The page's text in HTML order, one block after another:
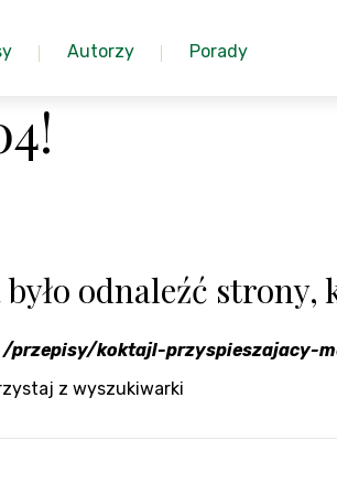
Autorzy Porady
odnaleźć strony,
/przepisy/koktajl-przyspieszajacy-
z wyszukiwarki